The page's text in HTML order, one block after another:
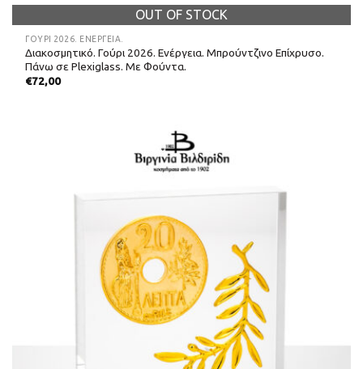
OUT OF STOCK
ΓΟΎΡΙ 2026. ΕΝΈΡΓΕΙΑ.
Διακοσμητικό. Γούρι 2026. Ενέργεια. Μπρούντζινο Επίχρυσο.
Πάνω σε Plexiglass. Με Φούντα.
€72,00